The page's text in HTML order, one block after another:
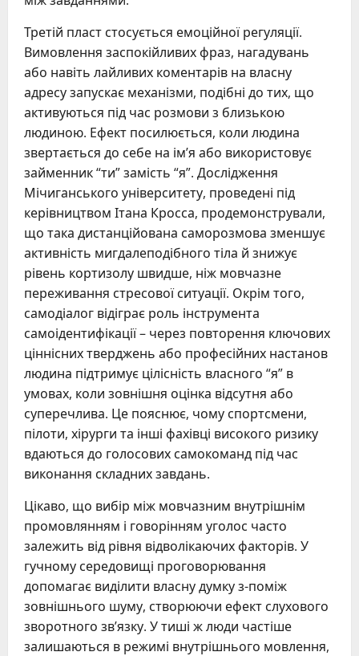
Третій пласт стосується емоційної регуляції.
Вимовлення заспокійливих фраз, нагадувань
або навіть лайливих коментарів на власну
адресу запускає механізми, подібні до тих, що
активуються під час розмови з близькою
людиною. Ефект посилюється, коли людина
звертається до себе на ім’я або використовує
займенник “ти” замість “я”. Дослідження
Мічиганського університету, проведені під
керівництвом Ітана Кросса, продемонстрували,
що така дистанційована саморозмова зменшує
активність мигдалеподібного тіла й знижує
рівень кортизолу швидше, ніж мовчазне
переживання стресової ситуації. Окрім того,
самодіалог відіграє роль інструмента
самоідентифікації – через повторення ключових
ціннісних тверджень або професійних настанов
людина підтримує цілісність власного “я” в
умовах, коли зовнішня оцінка відсутня або
суперечлива. Це пояснює, чому спортсмени,
пілоти, хірурги та інші фахівці високого ризику
вдаються до голосових самокоманд під час
виконання складних завдань.
Цікаво, що вибір між мовчазним внутрішнім
промовлянням і говорінням уголос часто
залежить від рівня відволікаючих факторів. У
гучному середовищі проговорювання
допомагає виділити власну думку з-поміж
зовнішнього шуму, створюючи ефект слухового
зворотного зв’язку. У тиші ж люди частіше
залишаються в режимі внутрішнього мовлення,